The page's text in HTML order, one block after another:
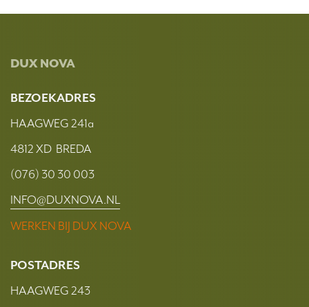
DUX NOVA
BEZOEKADRES
HAAGWEG 241a
4812 XD BREDA
(076) 30 30 003
INFO@DUXNOVA.NL
WERKEN BIJ DUX NOVA
POSTADRES
HAAGWEG 243